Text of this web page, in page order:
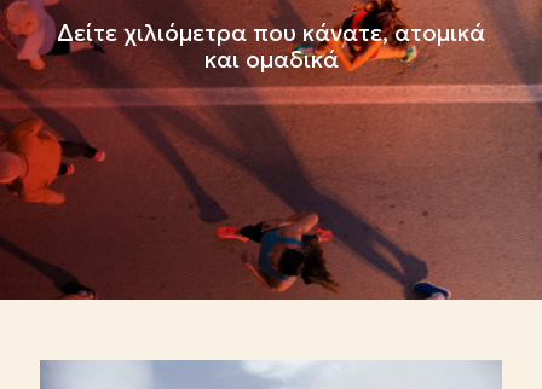
Δείτε χιλιόμετρα που κάνατε, ατομικά
και ομαδικά